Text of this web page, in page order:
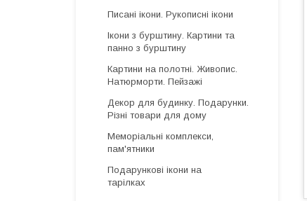
Писані ікони. Рукописні ікони
Ікони з бурштину. Картини та
панно з бурштину
Картини на полотні. Живопис.
Натюрморти. Пейзажі
Декор для будинку. Подарунки.
Різні товари для дому
Меморіальні комплекси,
пам'ятники
Подарункові ікони на
тарілках